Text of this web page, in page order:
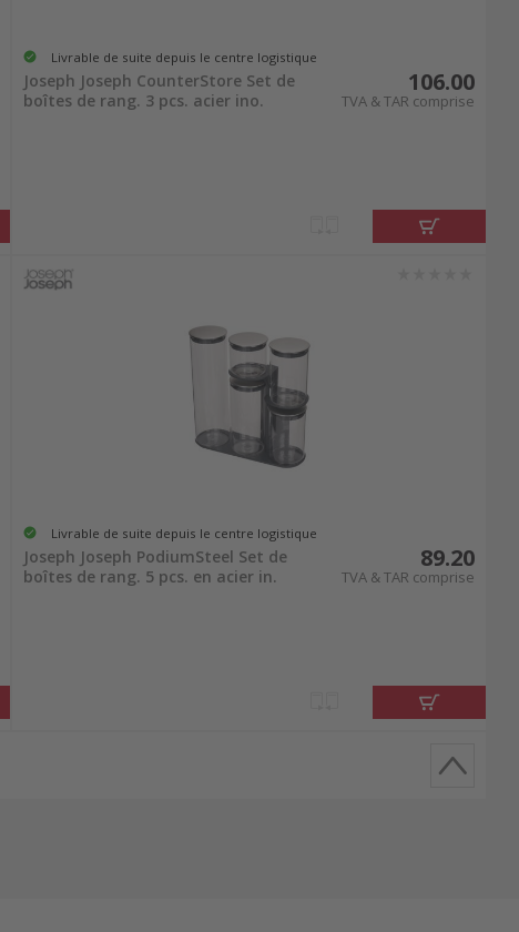
Livrable de suite depuis le centre logistique
Joseph Joseph CounterStore Set de
boîtes de rang. 3 pcs. acier ino.
106.00
TVA & TAR comprise
Livrable de suite depuis le centre logistique
Joseph Joseph PodiumSteel Set de
boîtes de rang. 5 pcs. en acier in.
89.20
TVA & TAR comprise